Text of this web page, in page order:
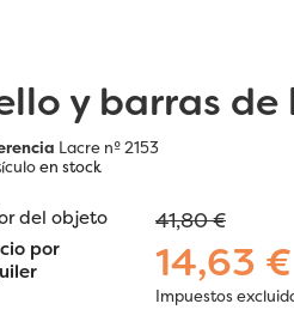
y barras de
Lacre nº 2153
en stock
del objeto 41,80 €
por
14,63 €
Impuestos